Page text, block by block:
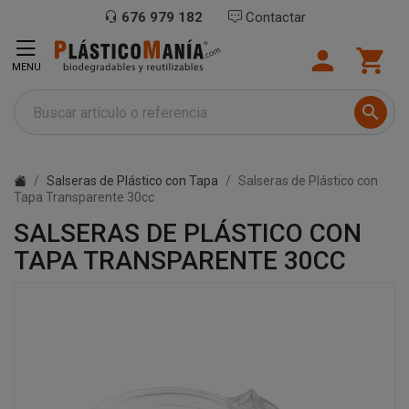
676 979 182 Contactar

 
MENU
Salseras de Plástico con Tapa
Salseras de Plástico con
Tapa Transparente 30cc
SALSERAS DE PLÁSTICO CON
TAPA TRANSPARENTE 30CC